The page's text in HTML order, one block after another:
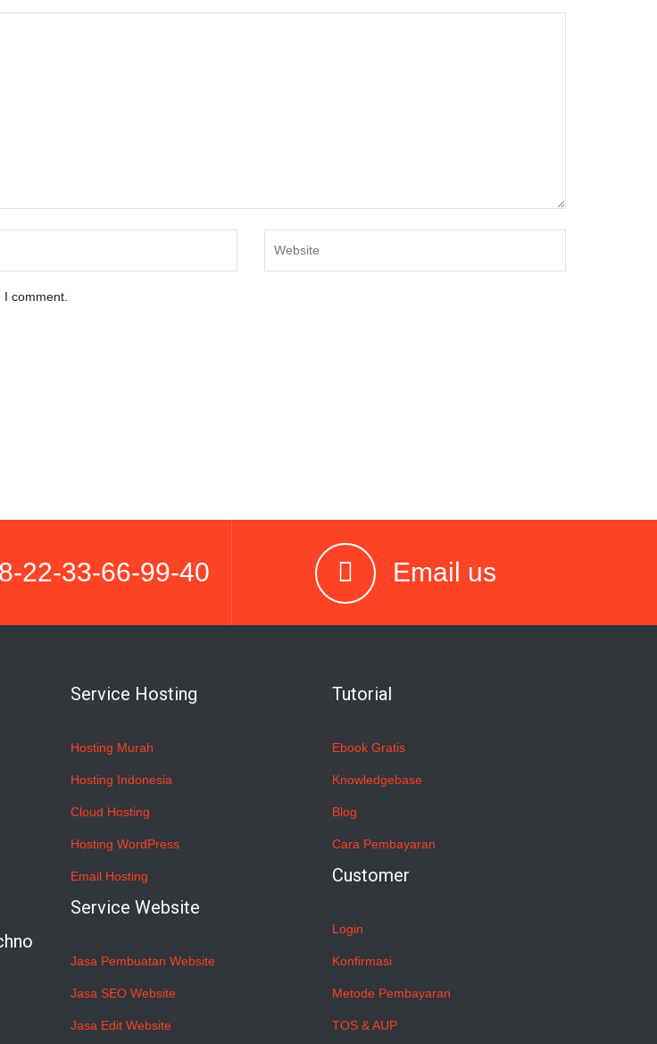
comment.
22-33-66-99-40 Email us
Service Hosting
Hosting Murah
Hosting Indonesia
Cloud Hosting
Hosting WordPress
Email Hosting
Service Website
Jasa Pembuatan Website
Jasa SEO Website
Jasa Edit Website
Tutorial
Ebook Gratis
Knowledgebase
Blog
Cara Pembayaran
Customer
Login
Konfirmasi
Metode Pembayaran
TOS & AUP